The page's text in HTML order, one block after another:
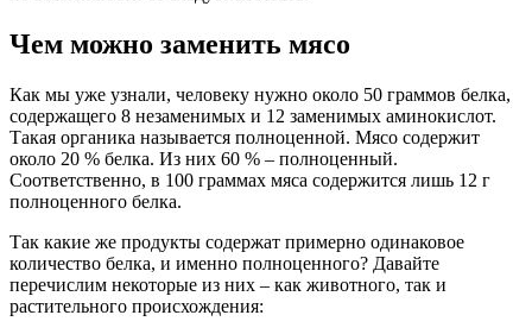
Чем можно заменить мясо
Как мы уже узнали, человеку нужно около 50 граммов белка,
содержащего 8 незаменимых и 12 заменимых аминокислот.
Такая органика называется полноценной. Мясо содержит
около 20 % белка. Из них 60 % – полноценный.
Соответственно, в 100 граммах мяса содержится лишь 12 г
полноценного белка.
Так какие же продукты содержат примерно одинаковое
количество белка, и именно полноценного? Давайте
перечислим некоторые из них – как животного, так и
растительного происхождения: